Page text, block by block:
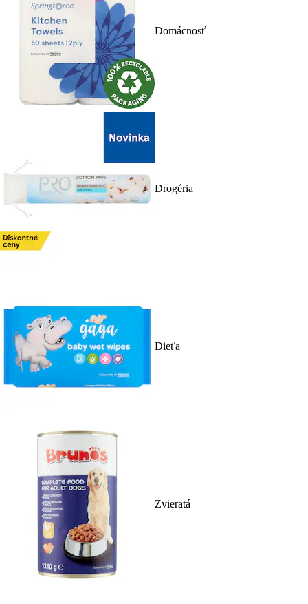
Domácnosť
Drogéria
Dieťa
Zvieratá